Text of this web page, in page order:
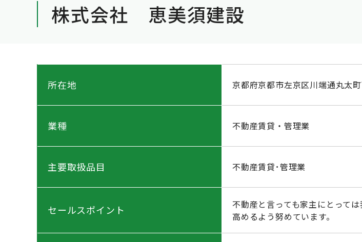
株式会社 恵美須建設
所在地 京都府京都市左京区川端通丸太
業種 不動産賃貸・管理業
主要取扱品目 不動産賃貸･管理業
セールスポイント
不動産と言っても家主にとって
高めるよう努めています。